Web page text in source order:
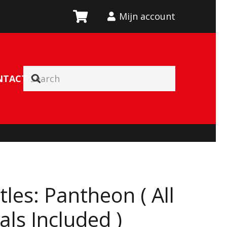
Mijn account
Pantheon ( All
Included )